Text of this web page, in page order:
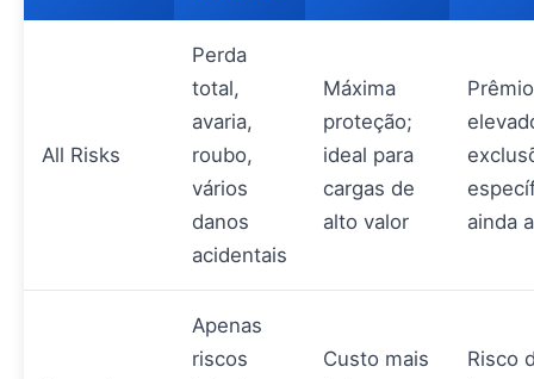
All Risks
Perda
total,
avaria,
roubo,
vários
danos
acidentais
Máxima
proteção;
ideal para
cargas de
alto valor
ainda
Apenas
riscos
Custo mais
Risco